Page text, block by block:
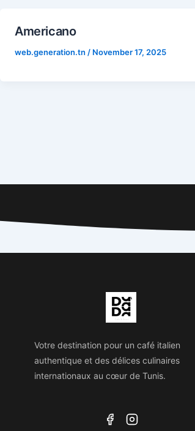
Americano
web.generation.tn / November 17, 2025
Votre destination pour un café italien
authentique et des délices culinaires
internationaux au cœur de Tunis.